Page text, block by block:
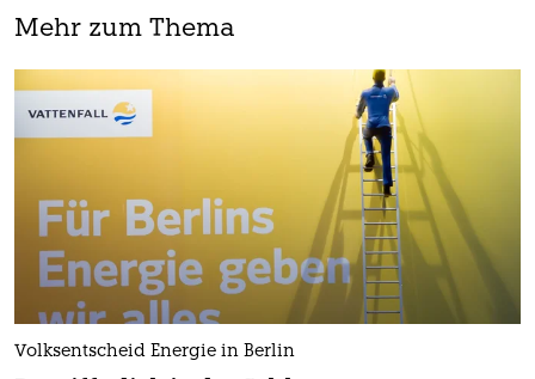
Mehr zum Thema
Volksentscheid Energie in Berlin